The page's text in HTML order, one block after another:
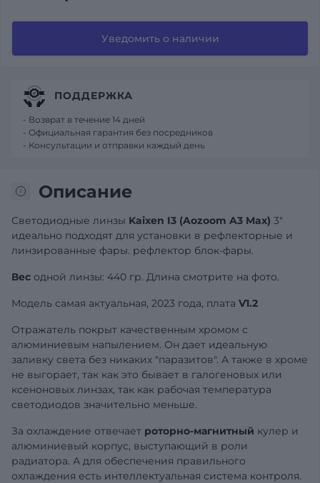
Уведомить о наличии
Описание
Светодиодные линзы Kaixen I3 (Aozoom A3 Max) 3"
идеально подходят для установки в рефлекторные и
линзированные фары. рефлектор блок-фары.
Вес одной линзы: 440 гр. Длина смотрите на фото.
Модель самая актуальная, 2023 года, плата V1.2
Отражатель покрыт качественным хромом с
алюминиевым напылением. Он дает идеальную
заливку света без никаких "паразитов". А также в хроме
не выгорает, так как это бывает в галогеновых или
ксеноновых линзах, так как рабочая температура
светодиодов значительно меньше.
За охлаждение отвечает роторно-магнитный кулер и
алюминиевый корпус, выступающий в роли
радиатора. А для обеспечения правильного
охлаждения есть интеллектуальная система контроля.
ПОДДЕРЖКА
- Возврат в течение 14 дней
- Официальная гарантия без посредников
- Консультации и отправки каждый день